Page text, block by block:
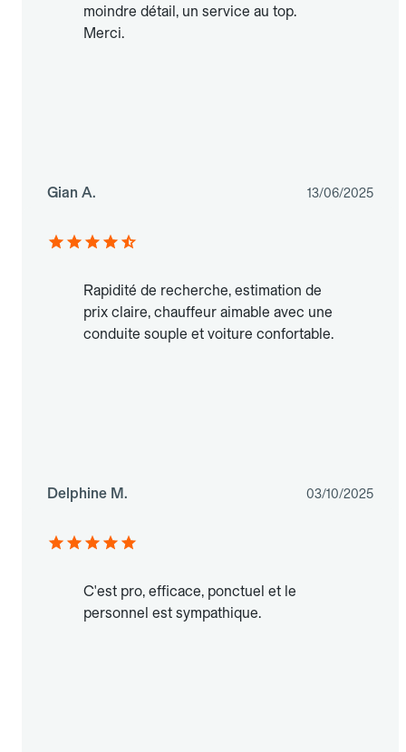
moindre détail, un service au top.
Merci.
Gian A. 13/06/2025
Rapidité de recherche, estimation de
prix claire, chauffeur aimable avec une
conduite souple et voiture confortable.
Delphine M. 03/10/2025
C'est pro, efficace, ponctuel et le
personnel est sympathique.